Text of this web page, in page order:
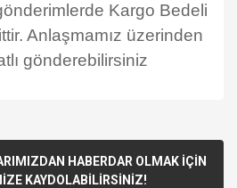
Kargo Bedeli
Anlaşmamız üzerinden
gönderebilirsiniz
HABERDAR OLMAK İÇİN
KAYDOLABİLİRSİNİZ!